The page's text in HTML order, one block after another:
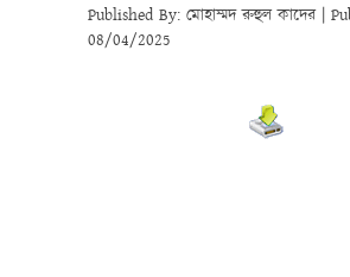
Published By: মোহাম্মদ রুহুল কাদের |
08/04/2025